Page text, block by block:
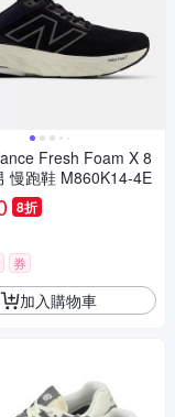
Fresh Foam X 8
慢跑鞋 M860K14-4E
8折
券
加入購物車